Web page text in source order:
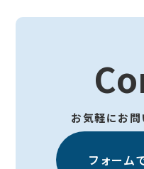
お気軽にお問
フォーム